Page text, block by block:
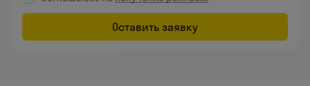
Оставить заявку